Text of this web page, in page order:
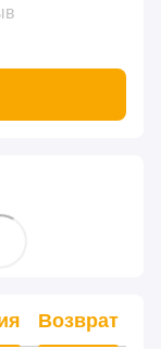
Возврат